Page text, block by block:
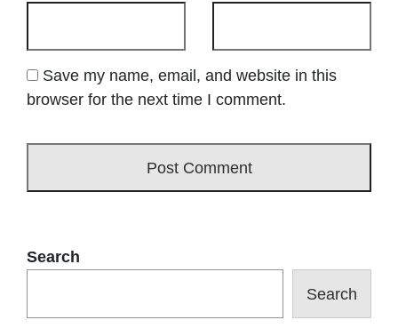
Save my name, email, and website in this
browser for the next time I comment.
Search
Search